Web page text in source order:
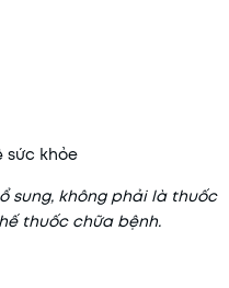
sức khỏe
sung, không phải là thuốc
thuốc chữa bệnh.